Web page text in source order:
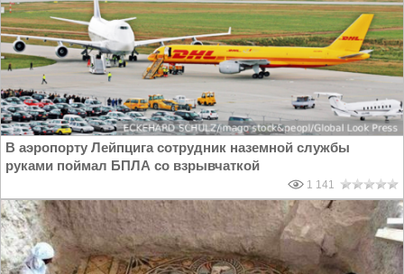
В аэропорту Лейпцига сотрудник наземной службы
руками поймал БПЛА со взрывчаткой
1 141